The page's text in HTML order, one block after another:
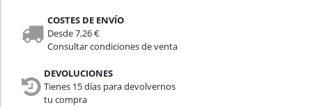
COSTES DE ENVÍO
Desde 7,26 €
Consultar condiciones de venta
DEVOLUCIONES
Tienes 15 días para devolvernos
tu compra